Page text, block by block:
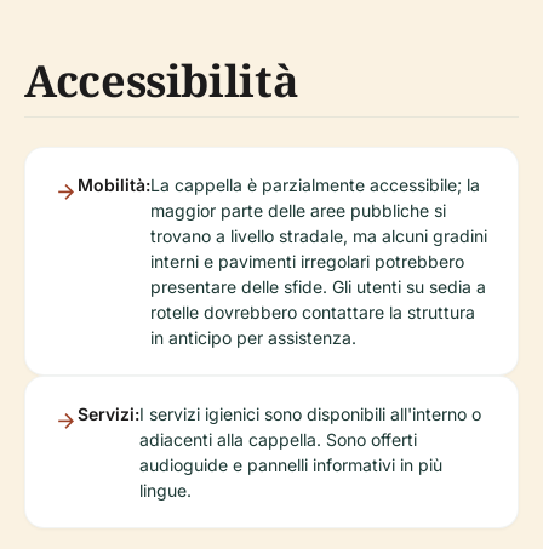
Accessibilità
Mobilità:La cappella è parzialmente accessibile; la
maggior parte delle aree pubbliche si
trovano a livello stradale, ma alcuni gradini
interni e pavimenti irregolari potrebbero
presentare delle sfide. Gli utenti su sedia a
rotelle dovrebbero contattare la struttura
in anticipo per assistenza.
Servizi:I servizi igienici sono disponibili all'interno o
adiacenti alla cappella. Sono offerti
audioguide e pannelli informativi in più
lingue.